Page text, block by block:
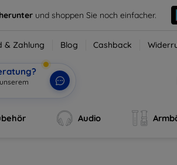
und shoppen Sie noch einfacher.
& Zahlung Blog Cashback
Audio